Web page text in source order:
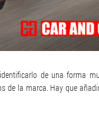
de una forma
de la marca. Hay que